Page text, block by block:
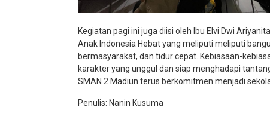
Kegiatan pagi ini juga diisi oleh Ibu Elvi Dwi
Anak Indonesia Hebat yang meliputi meliputi
bermasyarakat, dan tidur cepat. Kebiasaan-
karakter yang unggul dan siap menghadapi
SMAN 2 Madiun terus berkomitmen menjadi
Penulis: Nanin Kusuma